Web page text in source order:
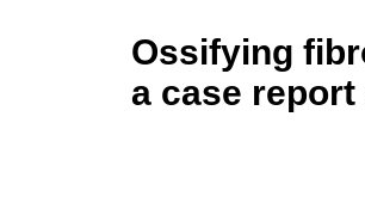
Ossifying
a case